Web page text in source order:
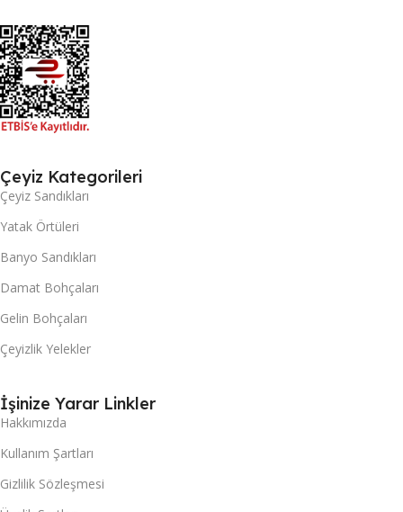
Çeyiz Kategorileri
Çeyiz Sandıkları
Yatak Örtüleri
Banyo Sandıkları
Damat Bohçaları
Gelin Bohçaları
Çeyizlik Yelekler
İşinize Yarar Linkler
Hakkımızda
Kullanım Şartları
Gizlilik Sözleşmesi